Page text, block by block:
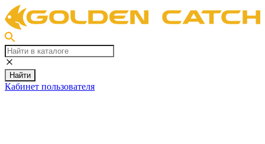
Найти
Кабинет пользователя